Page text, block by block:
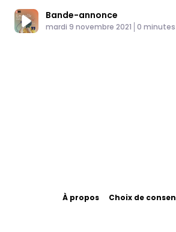
Bande-annonce
Published At
mardi 9 novembre 2021 Time
0 minutes
À propos Choix de